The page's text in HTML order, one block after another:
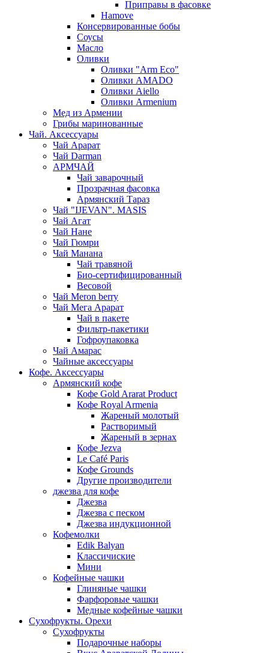
Приправы в фасовке
Hamove
Консервированные бобы
Соусы
Масло
Оливки
Оливки "Arm Eco"
Оливки AMADO
Оливки Aiello
Оливки Armenium
Мед из Армении
Грибы маринованные
Чай. Аксессуары
Чай Арарат
Чай Darman
АРМЧАЙ
Чай заварочный
Прозрачная фасовка
Армянский Тараз
Чай "IJEVAN". MASIS
Чай Агат
Чай Нане
Чай Гюмри
Чай Манана
Чай травяной
Био-сертифицированный
Весовой
Чай Meron berry
Чай Мега Арарат
Чай в пакете
Фильтр-пакетики
Гофроупаковка
Чай Амарас
Чайные аксессуары
Кофе. Аксессуары
Армянский кофе
Кофе Gold Ararat Product
Кофе Royal Armenia
Жареный молотый
Растворимый
Жареный в зернах
Кофе Jezva
Le Café Paris
Кофе Grounds
Другие производители
джезва для кофе
Джезва
Джезва с песком
Джезва индукционной
Кофемолки
Edik Balyan
Классичиские
Мини
Кофейные чашки
Глиняные чашки
Фарфоровые чашки
Медные кофейные чашки
Сухофрукты. Орехи
Сухофрукты
Подарочные наборы